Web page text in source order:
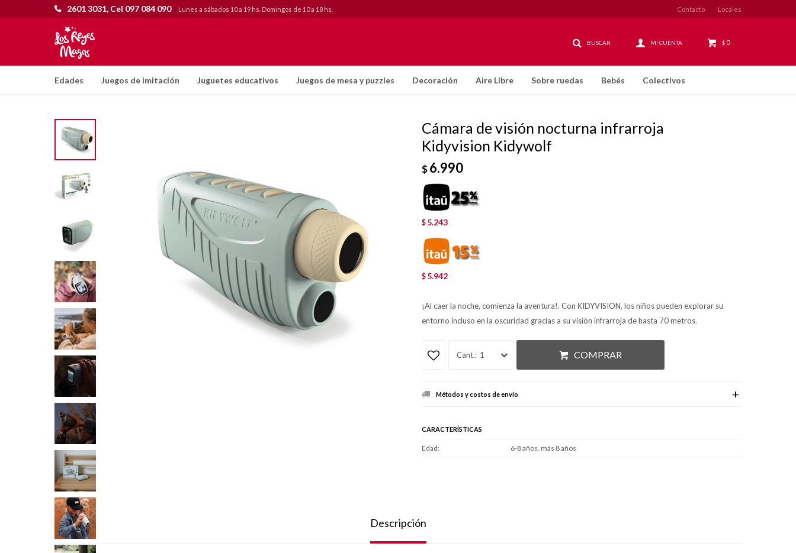
Edades Juegos de imitación Juguetes educativos Juegos de mesa y puzzles Decoración Aire Libre Sobre ruedas Bebés Colectivos
$ 0
2601 3031, Cel 097 084 090 Lunes a sábados 10 a 19 hs. Domingos de 10 a 18 hs. Contacto Locales
Cámara de visión nocturna infrarroja
Kidyvision Kidywolf
$6.990
$ 5.243
$ 5.942
¡Al caer la noche, comienza la aventura!. Con KIDYVISION, los niños pueden explorar su
entorno incluso en la oscuridad gracias a su visión infrarroja de hasta 70 metros.
1 COMPRAR
Métodos y costos de envío
CARACTERÍSTICAS
Edad 6-8 años, más 8 años
Descripción